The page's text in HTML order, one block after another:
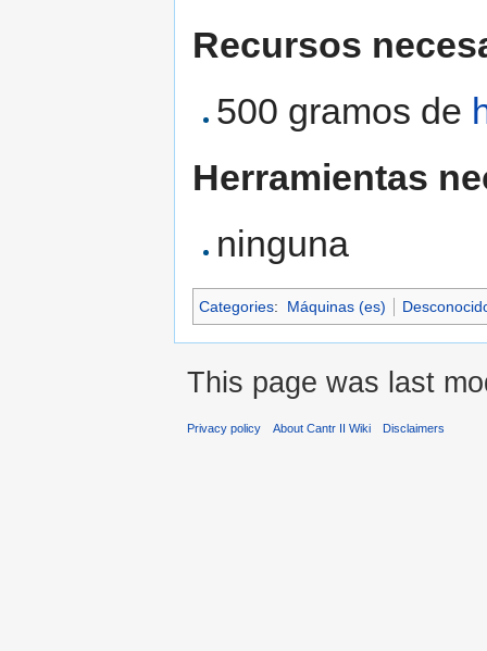
Recursos
500 gramos de
Herramientas
ninguna
Categories: Máquinas (es)
This page was last
Privacy policy About Cantr II Wiki Disclaimers